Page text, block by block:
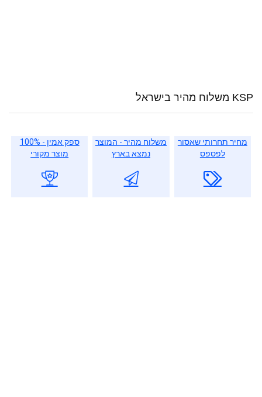
KSP משלוח מהיר בישראל
מחיר תחרותי שאסור
לפספס
משלוח מהיר - המוצר
נמצא בארץ
ספק אמין - 100%
מוצר מקורי